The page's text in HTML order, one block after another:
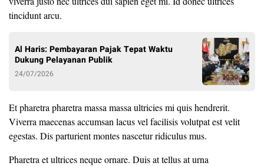
tincidunt arcu.
Al Haris: Pembayaran Pajak Tepat Waktu
Dukung Pelayanan Publik
24/07/2026
Et pharetra pharetra massa massa ultricies mi quis hendrerit.
Viverra maecenas accumsan lacus vel facilisis volutpat est velit
egestas. Dis parturient montes nascetur ridiculus mus.
Pharetra et ultrices neque ornare. Duis at tellus at urna